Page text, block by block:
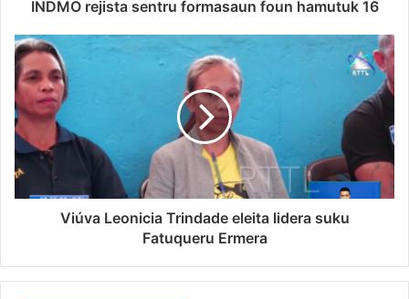
INDMO rejista sentru formasaun foun hamutuk 16
Viúva Leonicia Trindade eleita lidera suku
Fatuqueru Ermera